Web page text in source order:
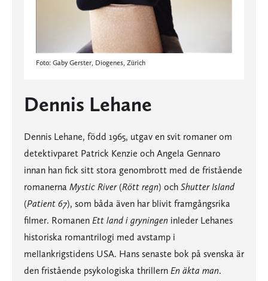
Foto: Gaby Gerster, Diogenes, Zürich
Dennis Lehane
Dennis Lehane, född 1965, utgav en svit romaner om
detektivparet Patrick Kenzie och Angela Gennaro
innan han fick sitt stora genombrott med de fristående
romanerna Mystic River(Rött regn) och Shutter Island
(Patient 67), som båda även har blivit framgångsrika
filmer. Romanen Ett land i gryningen inleder Lehanes
historiska romantrilogi med avstamp i
mellankrigstidens USA. Hans senaste bok på svenska är
den fristående psykologiska thrillern En äkta man.